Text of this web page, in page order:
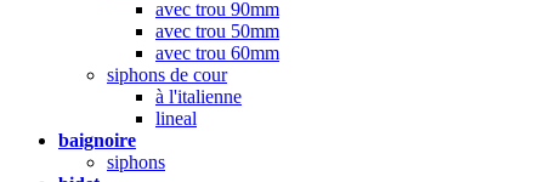
avec trou 90mm
avec trou 50mm
avec trou 60mm
siphons de cour
à l'italienne
lineal
baignoire
siphons